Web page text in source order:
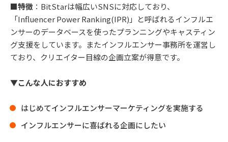
■特徴 ：BitStarは幅広いSNSに対応しており、
「Influencer Power Ranking(IPR)」と呼ばれるインフルエ
ンサーのデータベースを使ったプランニングやキャスティン
グ支援をしています。またインフルエンサー事務所を運営し
ており、クリエイター目線の企画立案が得意です。
▼こんな人におすすめ
はじめてインフルエンサーマーケティングを実施する
インフルエンサーに喜ばれる企画にしたい